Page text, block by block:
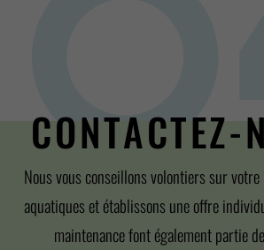
CONTACTEZ-
Nous vous conseillons volontiers sur
aquatiques et établissons une offre
maintenance font également partie